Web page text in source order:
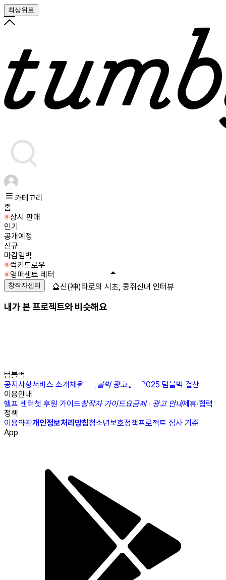
최상위로
카테고리
홈
상시 판매
인기
공개예정
신규
마감임박
럭키드로우
영퍼센트 레터
창작자센터
내가 본 프로젝트와 비슷해요
텀블벅
공지사항서비스 소개채용N 텀블벅 광고센터
2025 텀블벅 결산
이용안내
헬프 센터첫 후원 가이드창작자 가이드요금제 · 광고 안내제휴·협력
정책
이용약관개인정보처리방침청소년보호정책프로젝트 심사 기준
App
🔮신(神)타로의 시초, 콩쥐신녀 인터뷰